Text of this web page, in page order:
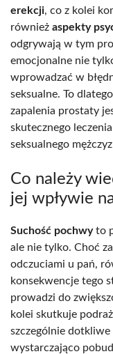
erekcji, co z kolei
również aspekty
odgrywają w tym
emocjonalne nie
wprowadzać w
seksualne. To
zapalenia prostaty
skutecznego
seksualnego
Co należy
jej wpływie
Suchość pochwyto
ale nie tylko. Choć
odczuciami u pań,
konsekwencje tego
prowadzi do
kolei skutkuje
szczególnie
wystarczająco